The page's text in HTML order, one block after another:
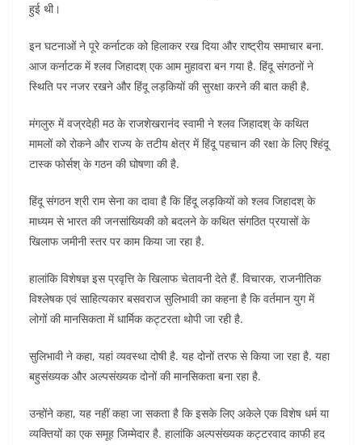
हुई थी।
इन घटनाओं ने पूरे कर्नाटक को हिलाकर रख दिया और राष्ट्रीय समाचार बना.
आज कर्नाटक में श्लव जिहादश् एक आम मुहावरा बन गया है. हिंदू संगठनों ने
स्थिति पर नजर रखने और हिंदू लड़कियों की सुरक्षा करने की बात कही है.
मंगलुरु में वज्रदेही मठ के राजशेखरानंद स्वामी ने श्लव जिहादश् के कथित
मामलों को रोकने और राज्य के तटीय क्षेत्र में हिंदू पहचान की रक्षा के लिए श्हिंदू
टास्क फोर्सश् के गठन की घोषणा की है.
हिंदू संगठन श्री राम सेना का दावा है कि हिंदू लड़कियों को श्लव जिहादश् के
माध्यम से भारत की जनसांख्यिकी को बदलने के कथित संगठित प्रयासों के
खिलाफ जमीनी स्तर पर काम किया जा रहा है.
हालांकि विशेषज्ञ इस प्रवृत्ति के खिलाफ चेतावनी देते हैं. विचारक, राजनीतिक
विश्लेषक एवं साहित्यकार बसवराज सुलिभावी का कहना है कि वर्तमान युग में
लोगों की मानसिकता में धार्मिक कट्टरता थोपी जा रही है.
सुलिभावी ने कहा, यहां व्यवस्था दोषी है. यह दोनों तरफ से किया जा रहा है. यहा
बहुसंख्यक और अल्पसंख्यक दोनों की मानसिकता बना रहा है.
उन्होंने कहा, यह नहीं कहा जा सकता है कि इसके लिए अकेले एक विशेष धर्म या
व्यक्तियों का एक समूह जिम्मेदार है. हालांकि अल्पसंख्यक कट्टरवाद काफी हद